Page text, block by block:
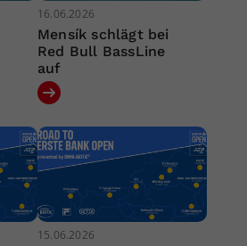
16.06.2026
Mensík schlägt bei
Red Bull BassLine
auf
15.06.2026